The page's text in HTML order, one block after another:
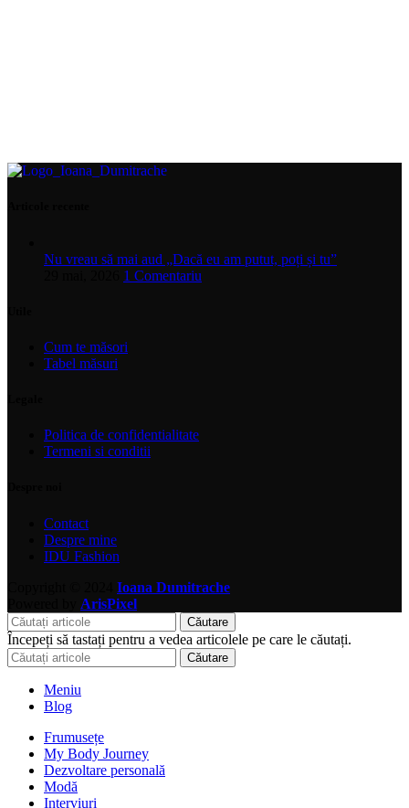
Nu vreau să mai aud „Dacă eu am putut, poți și tu”
1 Comentariu
Cum te măsori
Tabel măsuri
Politica de confidentialitate
Termeni si conditii
Contact
Despre mine
IDU Fashion
Ioana Dumitrache
ArisPixel
Căutare
Începeți să tastați pentru a vedea articolele pe care le căutați.
Căutare
Meniu
Blog
Frumusețe
My Body Journey
Dezvoltare personală
Modă
Interviuri